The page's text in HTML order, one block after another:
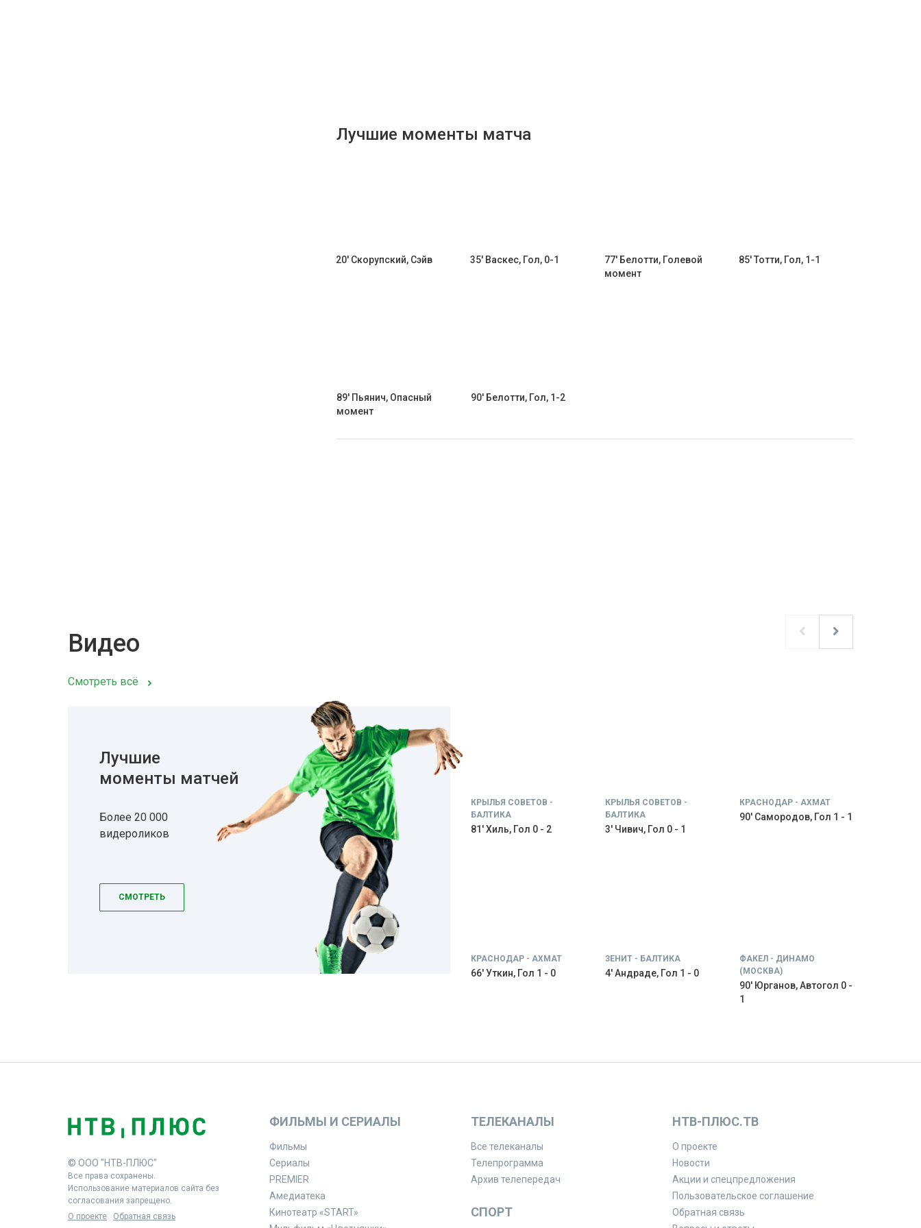
Лучшие моменты матча
20' Скорупский, Сэйв 35' Васкес, Гол, 0-1
77' Белотти, Голевой
момент
85' Тотти, Гол, 1-1
89' Пьянич, Опасный
момент
90' Белотти, Гол, 1-2
Видео
Смотреть всё
Лучшие
моменты матчей
Более 20 000
видероликов
СМОТРЕТЬ
КРЫЛЬЯ СОВЕТОВ -
БАЛТИКА
81' Хиль, Гол 0 - 2
КРЫЛЬЯ СОВЕТОВ -
БАЛТИКА
3' Чивич, Гол 0 - 1
КРАСНОДАР - АХМАТ
90' Самородов, Гол 1 - 1
КРАСНОДАР - АХМАТ
66' Уткин, Гол 1 - 0
ЗЕНИТ - БАЛТИКА
4' Андраде, Гол 1 - 0
ФАКЕЛ - ДИНАМО
(МОСКВА)
90' Юрганов, Автогол 0 -
1
© ООО "НТВ-ПЛЮС"
Все права сохранены.
Использование материалов сайта без
согласования запрещено.
О проекте
Обратная связь
ФИЛЬМЫ И СЕРИАЛЫ
Фильмы
Сериалы
PREMIER
Амедиатека
Кинотеатр «START»
ТЕЛЕКАНАЛЫ
Все телеканалы
Телепрограмма
Архив телепередач
СПОРТ
НТВ-ПЛЮС.ТВ
О проекте
Новости
Акции и спецпредложения
Пользовательское соглашение
Обратная связь